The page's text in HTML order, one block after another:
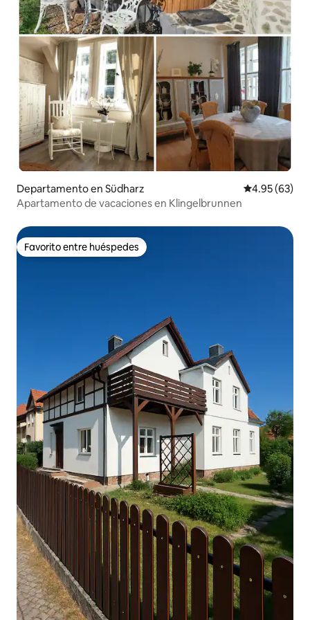
Departamento en Südharz Calificación
4.95 (63)
Apartamento de vacaciones en Klingelbrunnen
Favorito entre huéspedes
Favorito entre huéspedes